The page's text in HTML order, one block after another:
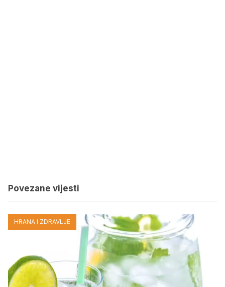
Povezane vijesti
HRANA I ZDRAVLJE